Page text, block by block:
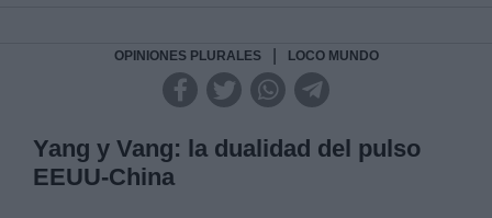
OPINIONES PLURALES LOCO MUNDO
Yang y Vang: la dualidad del pulso
EEUU-China